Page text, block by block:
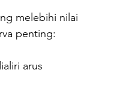
melebihi nilai
penting:
arus